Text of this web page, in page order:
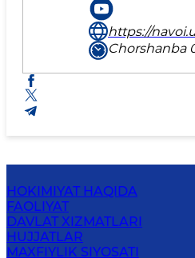
https://
Chorshanba
HOKIMIYAT HAQIDA
FAOLIYAT
DAVLAT XIZMATLARI
HUJJATLAR
MAXFIYLIK SIYOSATI